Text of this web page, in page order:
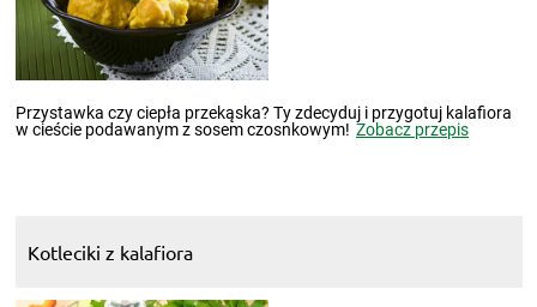
Przystawka czy ciepła przekąska? Ty zdecyduj i przygotuj kalafiora
w cieście podawanym z sosem czosnkowym! Zobacz przepis
Kotleciki z kalafiora